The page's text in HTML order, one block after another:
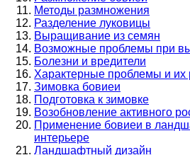
Методы размножения
Разделение луковицы
Выращивание из семян
Возможные проблемы при
Болезни и вредители
Характерные проблемы и
Зимовка бовиеи
Подготовка к зимовке
Возобновление активного
Применение бовиеи в
интерьере
Ландшафтный дизайн